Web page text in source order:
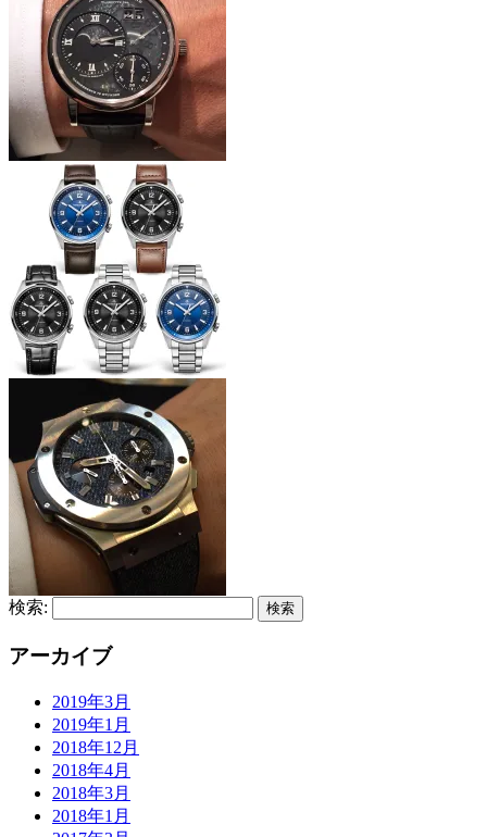
検索:
アーカイブ
2019年3月
2019年1月
2018年12月
2018年4月
2018年3月
2018年1月